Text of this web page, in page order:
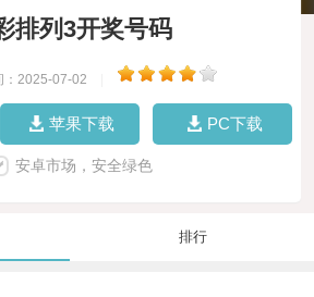
排列3开奖号码
：2025-07-02
苹果下载 PC下载
安卓市场，安全绿色
排行